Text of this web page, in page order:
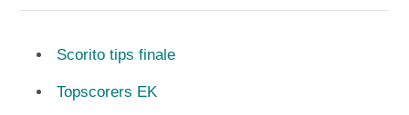
Scorito tips finale
Topscorers EK